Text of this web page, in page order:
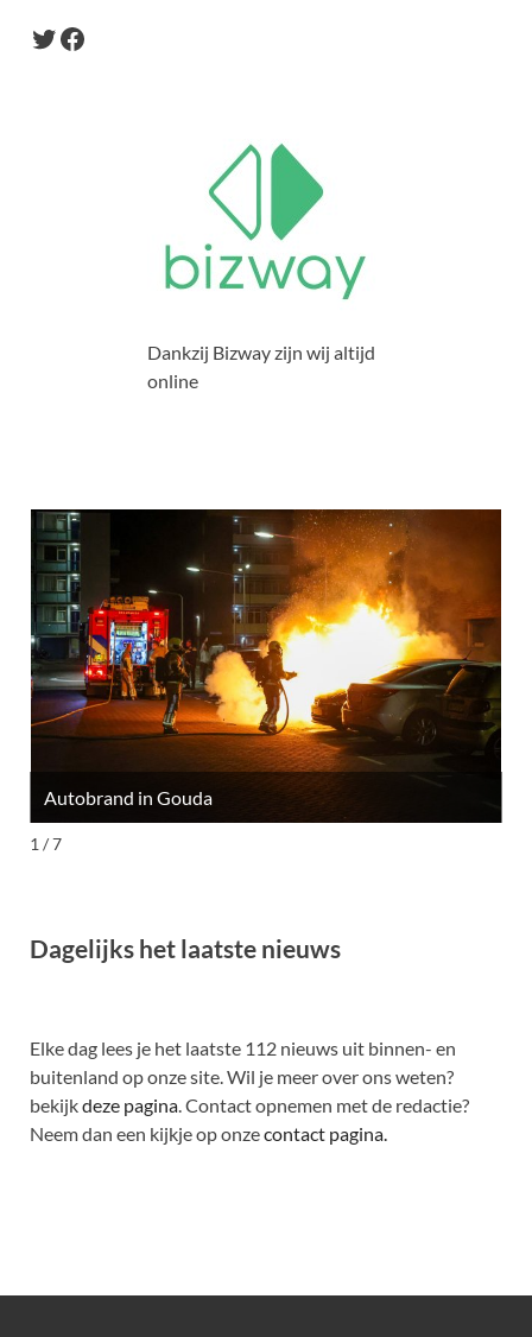
Dankzij Bizway zijn wij altijd
online
Autobrand in Gouda
1 / 7
Dagelijks het laatste nieuws
Elke dag lees je het laatste 112 nieuws uit binnen- en
buitenland op onze site. Wil je meer over ons weten?
bekijkdeze pagina. Contact opnemen met de redactie?
Neem dan een kijkje op onzecontact pagina.